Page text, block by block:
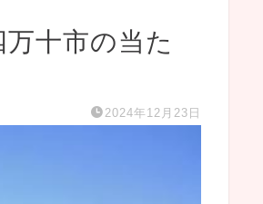
十市の当た
2024年12月23日